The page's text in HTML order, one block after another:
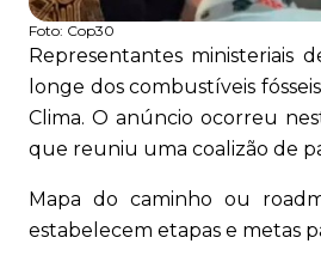
Foto: Cop30
Representantes ministeriais
longe dos combustíveis
Clima. O anúncio ocorreu
que reuniu uma coalizão de
Mapa do caminho ou
estabelecem etapas e metas